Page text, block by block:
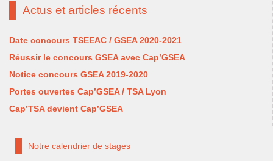
Actus et articles récents
Date concours TSEEAC / GSEA 2020-2021
Réussir le concours GSEA avec Cap’GSEA
Notice concours GSEA 2019-2020
Portes ouvertes Cap’GSEA / TSA Lyon
Cap’TSA devient Cap’GSEA
Notre calendrier de stages